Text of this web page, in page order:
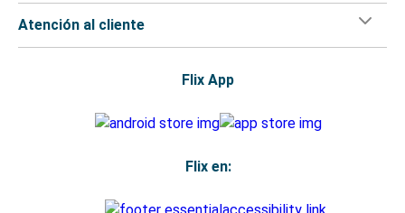
Atención al cliente
Flix App
Flix en: